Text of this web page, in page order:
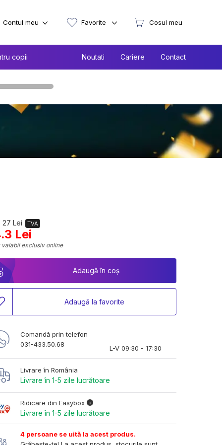
copii Noutati Cariere Contact
Contul meu Favorite Cosul meu
27 Lei TVA
Lei
valabil exclusiv online
Adaugă în coș
Adaugă la favorite
Comandă prin telefon
031-433.50.68
L-V 09:30 - 17:30
Livrare în România
Livrare în 1-5 zile lucrătoare
Ridicare din Easybox
Livrare în 1-5 zile lucrătoare
4 persoane se uită la acest produs.